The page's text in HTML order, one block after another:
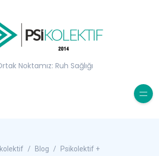
Noktamız: Ruh Sağlığı
Blog
Psikolektif +